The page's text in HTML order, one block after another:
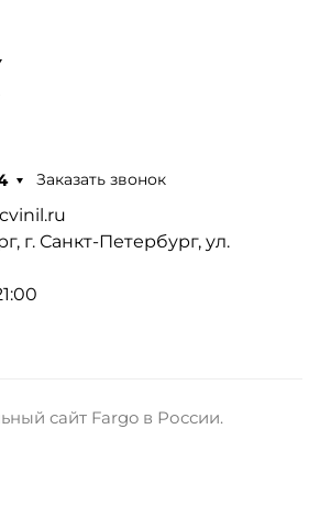
Заказать звонок
г. Санкт-Петербург, ул.
сайт Fargo в России.